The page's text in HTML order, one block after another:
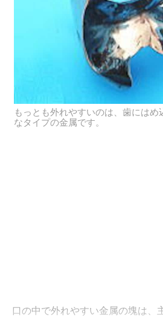
もっとも外れやすいのは、歯にはめ
なタイプの金属です。
口の中で外れやすい金属の塊は、